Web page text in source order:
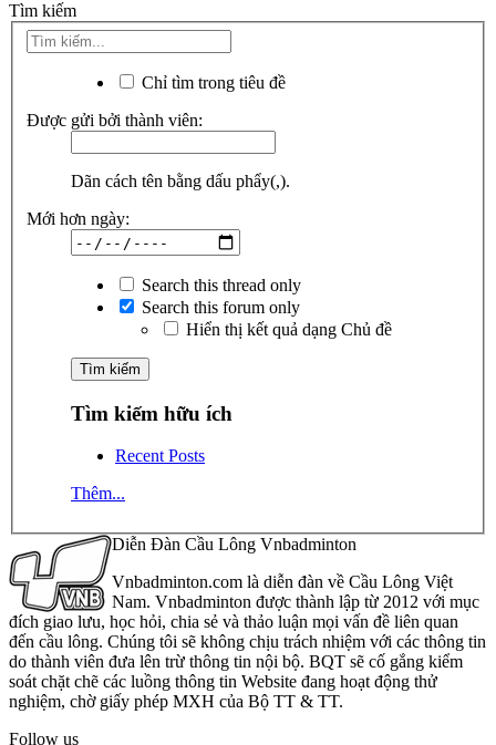
Tìm kiếm
Chỉ tìm trong tiêu đề
Được gửi bởi thành viên:
Dãn cách tên bằng dấu phẩy(,).
Mới hơn ngày:
Search this thread only
Search this forum only
Hiển thị kết quả dạng Chủ đề
Tìm kiếm hữu ích
Recent Posts
Thêm...
Diễn Đàn Cầu Lông Vnbadminton
Vnbadminton.com là diễn đàn về Cầu Lông Việt
Nam. Vnbadminton được thành lập từ 2012 với mục
đích giao lưu, học hỏi, chia sẻ và thảo luận mọi vấn đề liên quan
đến cầu lông. Chúng tôi sẽ không chịu trách nhiệm với các thông tin
do thành viên đưa lên trừ thông tin nội bộ. BQT sẽ cố gắng kiểm
soát chặt chẽ các luồng thông tin Website đang hoạt động thử
nghiệm, chờ giấy phép MXH của Bộ TT & TT.
Follow us